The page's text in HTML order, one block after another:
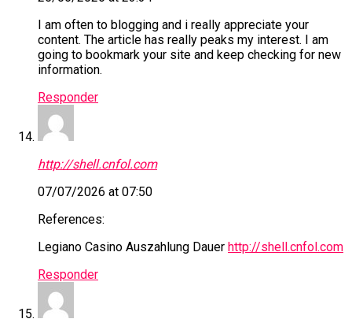
I am often to blogging and i really appreciate your
content. The article has really peaks my interest. I am
going to bookmark your site and keep checking for new
information.
Responder
http://shell.cnfol.com
07/07/2026 at 07:50
References:
Legiano Casino Auszahlung Dauer http://shell.cnfol.com
Responder